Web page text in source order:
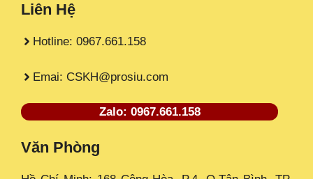
Liên Hệ
Hotline: 0967.661.158
Emai: CSKH@prosiu.com
Zalo: 0967.661.158
Văn Phòng